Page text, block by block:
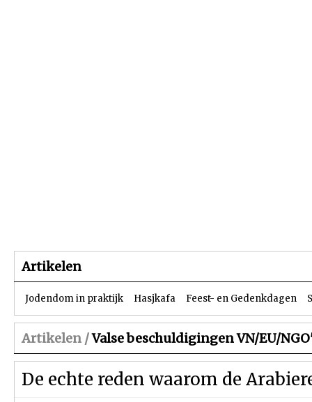
Artikelen
Jodendom in praktijk Hasjkafa Feest- en Gedenkdagen
Artikelen /Valse beschuldigingen VN/EU/
De echte reden waarom de